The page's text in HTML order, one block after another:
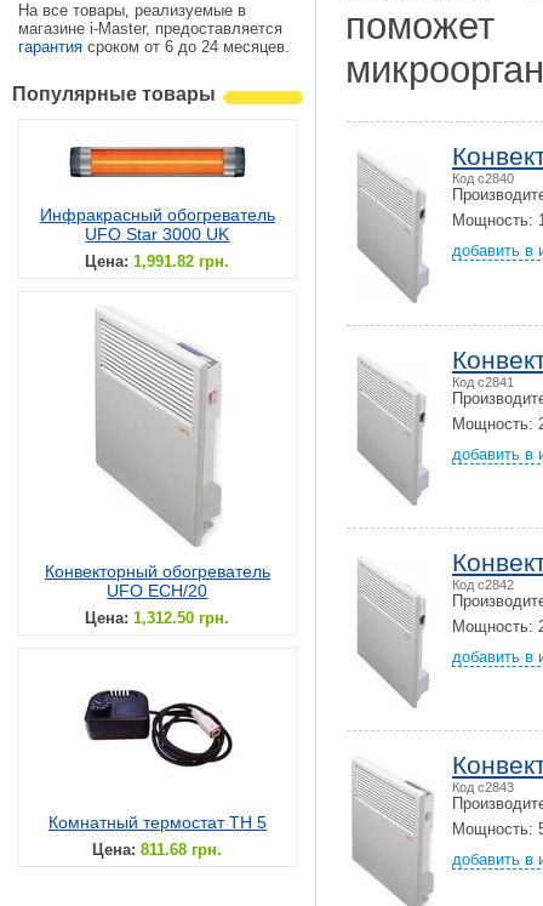
На все товары, реализуемые в
магазине i-Master, предоставляется
гарантия сроком от 6 до 24 месяцев.
Популярные товары
Инфракрасный обогреватель
UFO Star 3000 UK
Цена: 1,991.82 грн.
Конвекторный обогреватель
UFO ECH/20
Цена: 1,312.50 грн.
Комнатный термостат TH 5
Цена: 811.68 грн.
Код c2840
Мощность:
добавить в
Код c2841
Мощность:
добавить в
Код c2842
Мощность:
добавить в
Код c2843
Мощность:
добавить в